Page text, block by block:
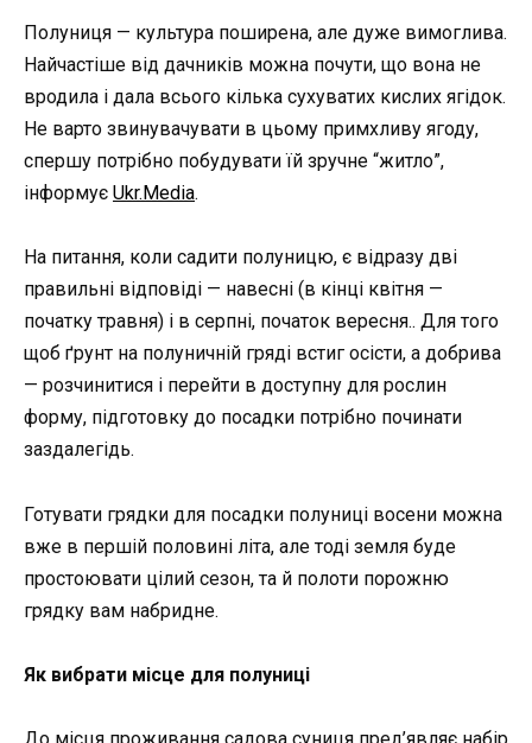
Полуниця — культура поширена, але дуже вимоглива.
Найчастіше від дачників можна почути, що вона не
вродила і дала всього кілька сухуватих кислих ягідок.
Не варто звинувачувати в цьому примхливу ягоду,
спершу потрібно побудувати їй зручне “житло”,
інформує Ukr.Media.
На питання, коли садити полуницю, є відразу дві
правильні відповіді — навесні (в кінці квітня —
початку травня) і в серпні, початок вересня.. Для того
щоб ґрунт на полуничній гряді встиг осісти, а добрива
— розчинитися і перейти в доступну для рослин
форму, підготовку до посадки потрібно починати
заздалегідь.
Готувати грядки для посадки полуниці восени можна
вже в першій половині літа, але тоді земля буде
простоювати цілий сезон, та й полоти порожню
грядку вам набридне.
Як вибрати місце для полуниці